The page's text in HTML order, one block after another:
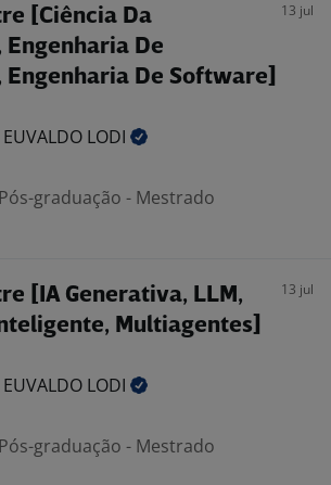
[Ciência Da
Engenharia De
Engenharia De Software]
13 jul
LODI
Pós-graduação - Mestrado
[IA Generativa, LLM,
Multiagentes]
13 jul
LODI
Pós-graduação - Mestrado